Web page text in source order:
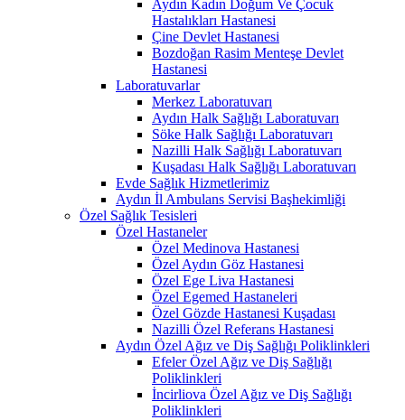
Aydın Kadın Doğum Ve Çocuk
Hastalıkları Hastanesi
Çine Devlet Hastanesi
Bozdoğan Rasim Menteşe Devlet
Hastanesi
Laboratuvarlar
Merkez Laboratuvarı
Aydın Halk Sağlığı Laboratuvarı
Söke Halk Sağlığı Laboratuvarı
Nazilli Halk Sağlığı Laboratuvarı
Kuşadası Halk Sağlığı Laboratuvarı
Evde Sağlık Hizmetlerimiz
Aydın İl Ambulans Servisi Başhekimliği
Özel Sağlık Tesisleri
Özel Hastaneler
Özel Medinova Hastanesi
Özel Aydın Göz Hastanesi
Özel Ege Liva Hastanesi
Özel Egemed Hastaneleri
Özel Gözde Hastanesi Kuşadası
Nazilli Özel Referans Hastanesi
Aydın Özel Ağız ve Diş Sağlığı Poliklinkleri
Efeler Özel Ağız ve Diş Sağlığı
Poliklinkleri
İncirliova Özel Ağız ve Diş Sağlığı
Poliklinkleri